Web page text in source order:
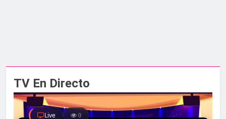
TV En Directo